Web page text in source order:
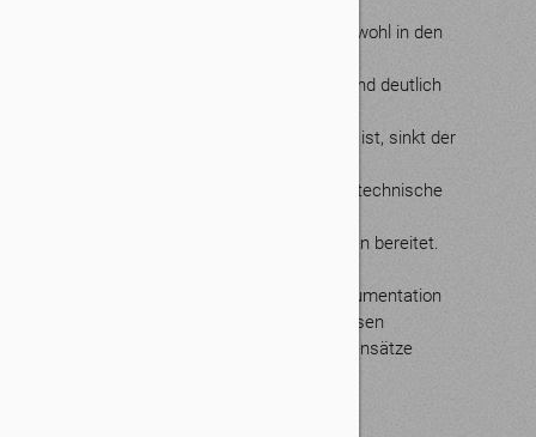
eindeutig auf der Hand liegen, weil sie sowohl in den
Finanzverwaltung den Verwaltungsaufwand deutlich
beiträgt. Sobald eine Lösung eingerichtet ist, sinkt der
Positiv ist zu berichten, dass es lediglich technische
Systemintegrationen noch Schwierigkeiten bereitet.
Unternehmen sollten ihre Verfahrensdokumentation
(GoBD) an die E-Rechnungspflicht anpassen
und sicherstellen, dass strukturierte Datensätze